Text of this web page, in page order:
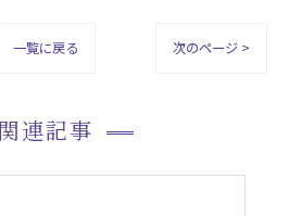
一覧に戻る 次のページ >
関連記事